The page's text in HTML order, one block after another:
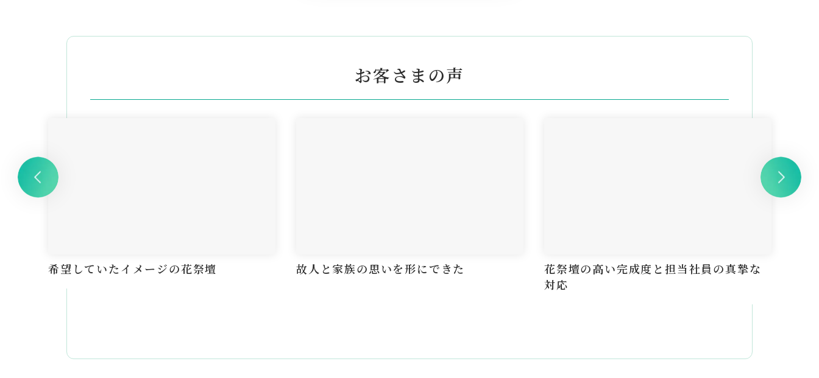
お客さまの声
希望していたイメージの花祭壇 故人と家族の思いを形にできた
花祭壇の高い完成度と担当社員の真摯な
対応